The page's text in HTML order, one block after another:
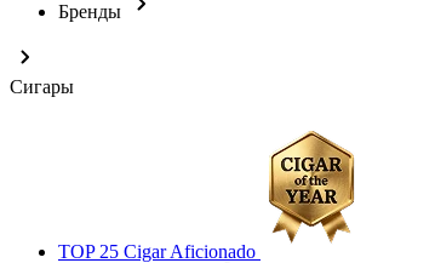
Бренды
Сигары
TOP 25 Cigar Aficionado